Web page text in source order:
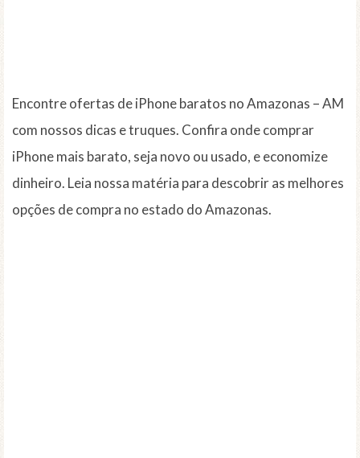
Encontre ofertas de iPhone baratos no Amazonas – AM
com nossos dicas e truques. Confira onde comprar
iPhone mais barato, seja novo ou usado, e economize
dinheiro. Leia nossa matéria para descobrir as melhores
opções de compra no estado do Amazonas.